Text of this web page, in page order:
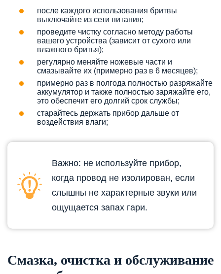
после каждого использования бритвы
выключайте из сети питания;
проведите чистку согласно методу работы
вашего устройства (зависит от сухого или
влажного бритья);
регулярно меняйте ножевые части и
смазывайте их (примерно раз в 6 месяцев);
примерно раз в полгода полностью разряжайте
аккумулятор и также полностью заряжайте его,
это обеспечит его долгий срок службы;
старайтесь держать прибор дальше от
воздействия влаги;
Важно: не используйте прибор,
когда провод не изолирован, если
слышны не характерные звуки или
ощущается запах гари.
Смазка, очистка и обслуживание